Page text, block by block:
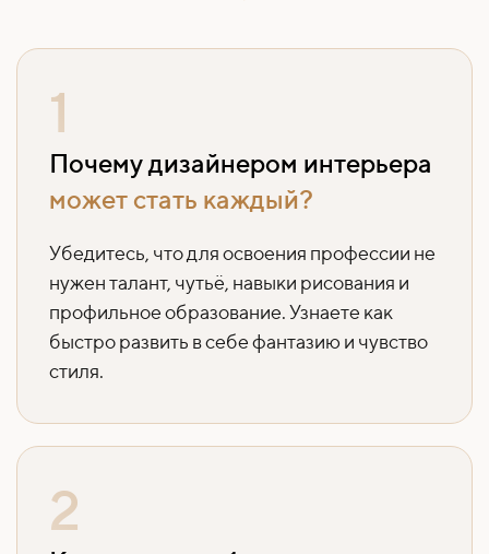
1
Почему дизайнером интерьера
может стать каждый?
Убедитесь, что для освоения профессии не
нужен талант, чутьё, навыки рисования и
профильное образование. Узнаете как
быстро развить в себе фантазию и чувство
стиля.
2